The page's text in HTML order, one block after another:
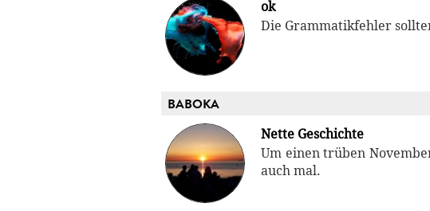
ok
Die Grammatikfehler
BABOKA
Nette Geschichte
Um einen trüben
auch mal.